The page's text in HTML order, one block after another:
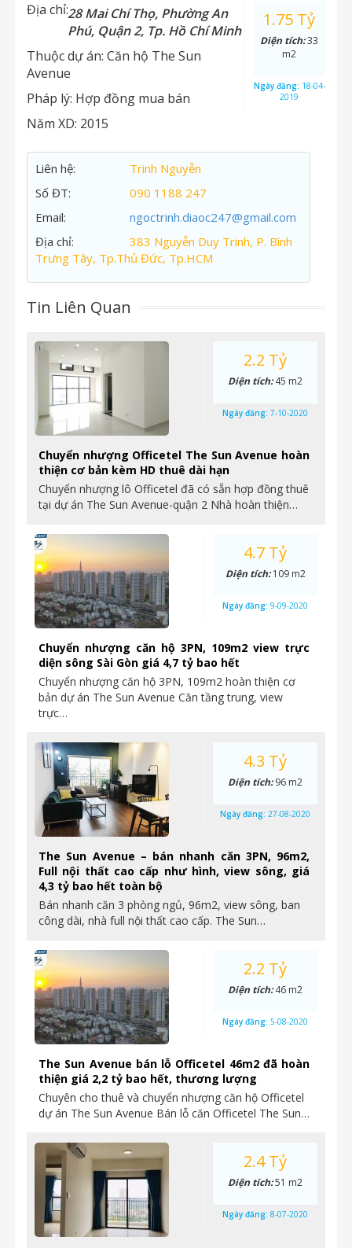
Địa chỉ:28 Mai Chí Thọ, Phường An
Phú, Quận 2, Tp. Hồ Chí Minh
Thuộc dự án: Căn hộ The Sun
Avenue
Pháp lý: Hợp đồng mua bán
Năm XD: 2015
1.75 Tỷ
Diện tích:33
m2
Ngày đăng: 18-04-
2019
Liên hệ:
Trinh Nguyễn
Số ĐT:
090 1188 247
Email:
ngoctrinh.diaoc247@gmail.com
Địa chỉ:
383 Nguyễn Duy Trinh, P. Bình
Trưng Tây, Tp.Thủ Đức, Tp.HCM
Tin Liên Quan
Chuyển nhượng Officetel The Sun Avenue hoàn
thiện cơ bản kèm HD thuê dài hạn
Chuyển nhượng lô Officetel đã có sẵn hợp đồng thuê
tại dự án The Sun Avenue-quận 2 Nhà hoàn thiện…
2.2 Tỷ
Diện tích:45 m2
Ngày đăng: 7-10-2020
Chuyển nhượng căn hộ 3PN, 109m2 view trực
diện sông Sài Gòn giá 4,7 tỷ bao hết
Chuyển nhượng căn hộ 3PN, 109m2 hoàn thiện cơ
bản dự án The Sun Avenue Căn tầng trung, view
trực…
4.7 Tỷ
Diện tích:109 m2
Ngày đăng: 9-09-2020
The Sun Avenue – bán nhanh căn 3PN, 96m2,
Full nội thất cao cấp như hình, view sông, giá
4,3 tỷ bao hết toàn bộ
Bán nhanh căn 3 phòng ngủ, 96m2, view sông, ban
công dài, nhà full nội thất cao cấp. The Sun…
4.3 Tỷ
Diện tích:96 m2
Ngày đăng: 27-08-2020
The Sun Avenue bán lỗ Officetel 46m2 đã hoàn
thiện giá 2,2 tỷ bao hết, thương lượng
Chuyên cho thuê và chuyển nhượng căn hộ Officetel
dự án The Sun Avenue Bán lỗ căn Officetel The Sun…
2.2 Tỷ
Diện tích:46 m2
Ngày đăng: 5-08-2020
2.4 Tỷ
Diện tích:51 m2
Ngày đăng: 8-07-2020